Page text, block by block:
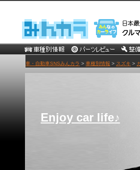
車・自動車SNSみんカラ > 車種別情報 > スズキ >
Enjoy car life♪